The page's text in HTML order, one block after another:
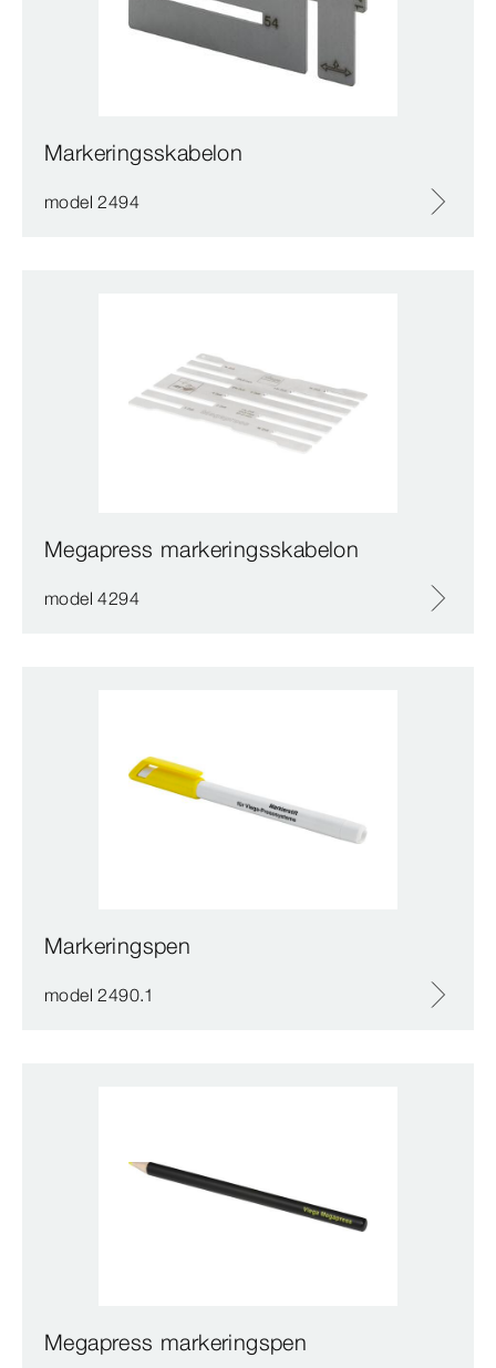
Markeringsskabelon
model 2494
Megapress markeringsskabelon
model 4294
Markeringspen
model 2490.1
Megapress markeringspen